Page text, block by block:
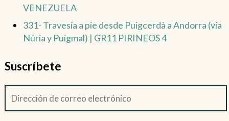
VENEZUELA
331- Travesía a pie desde Puigcerdà a Andorra (vía
Núria y Puigmal) | GR11 PIRINEOS 4
Suscríbete